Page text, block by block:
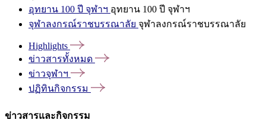
อุทยาน 100 ปี จุฬาฯ อุทยาน 100 ปี จุฬาฯ
จุฬาลงกรณ์ราชบรรณาลัย จุฬาลงกรณ์ราชบรรณาลัย
Highlights
ข่าวสารทั้งหมด
ข่าวจุฬาฯ
ปฏิทินกิจกรรม
ข่าวสารและกิจกรรม